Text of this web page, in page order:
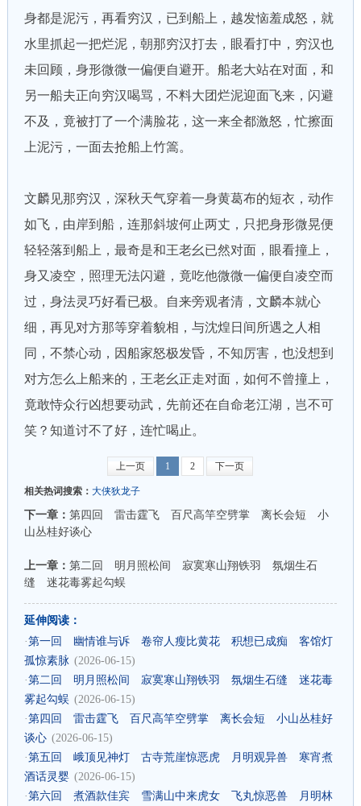
身都是泥污，再看穷汉，已到船上，越发恼羞成怒，就
水里抓起一把烂泥，朝那穷汉打去，眼看打中，穷汉也
未回顾，身形微微一偏便自避开。船老大站在对面，和
另一船夫正向穷汉喝骂，不料大团烂泥迎面飞来，闪避
不及，竟被打了一个满脸花，这一来全都激怒，忙擦面
上泥污，一面去抢船上竹篙。
文麟见那穷汉，深秋天气穿着一身黄葛布的短衣，动作
如飞，由岸到船，连那斜坡何止两丈，只把身形微晃便
轻轻落到船上，最奇是和王老幺已然对面，眼看撞上，
身又凌空，照理无法闪避，竟吃他微微一偏便自凌空而
过，身法灵巧好看已极。自来旁观者清，文麟本就心
细，再见对方那等穿着貌相，与沈煌日间所遇之人相
同，不禁心动，因船家怒极发昏，不知厉害，也没想到
对方怎么上船来的，王老幺正走对面，如何不曾撞上，
竟敢恃众行凶想要动武，先前还在自命老江湖，岂不可
笑？知道讨不了好，连忙喝止。
上一页 1 2 下一页
相关热词搜索： 大侠狄龙子
下一章： 第四回 雷击霆飞 百尺高竿空劈掌 离长会短 小
山丛桂好谈心
上一章： 第二回 明月照松间 寂寞寒山翔铁羽 氛烟生石
缝 迷花毒雾起勾蜈
延伸阅读：
·第一回 幽情谁与诉 卷帘人瘦比黄花 积想已成痴 客馆灯
孤惊素脉 (2026-06-15)
·第二回 明月照松间 寂寞寒山翔铁羽 氛烟生石缝 迷花毒
雾起勾蜈 (2026-06-15)
·第四回 雷击霆飞 百尺高竿空劈掌 离长会短 小山丛桂好
谈心 (2026-06-15)
·第五回 峨顶见神灯 古寺荒崖惊恶虎 月明观异兽 寒宵煮
酒话灵婴 (2026-06-15)
·第六回 煮酒款佳宾 雪满山中来虎女 飞丸惊恶兽 月明林